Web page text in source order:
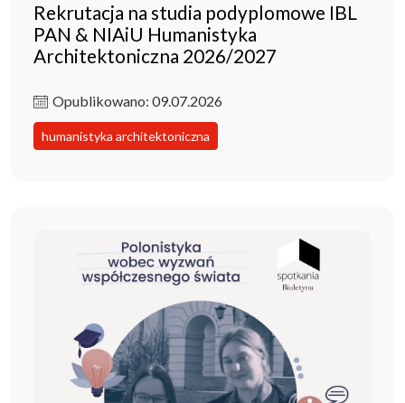
Rekrutacja na studia podyplomowe IBL
PAN & NIAiU Humanistyka
Architektoniczna 2026/2027
Opublikowano: 09.07.2026
humanistyka architektoniczna